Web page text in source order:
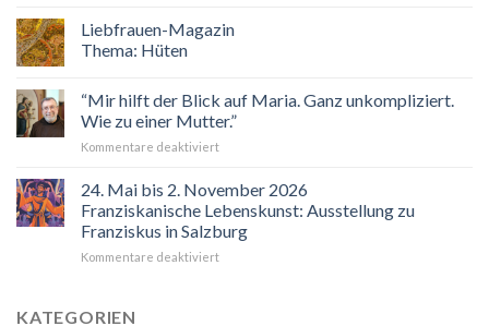
sind
eingeladen!
Liebfrauen-Magazin
Thema: Hüten
“Mir hilft der Blick auf Maria. Ganz unkompliziert.
Wie zu einer Mutter.”
Kommentare deaktiviertfür
hilft
der
Blick
auf
Maria.
24. Mai bis 2. November 2026
Franziskanische Lebenskunst: Ausstellung zu
Franziskus in Salzburg
Kommentare deaktiviertfür
KATEGORIEN